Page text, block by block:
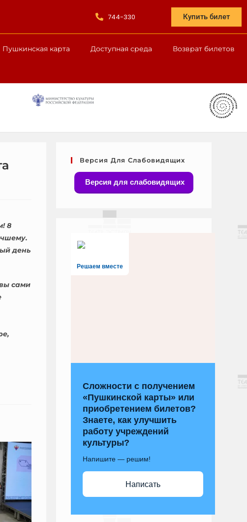
744-330 Купить билет
Пушкинская карта Доступная среда Возврат билетов
8
день
сами
Версия Для Слабовидящих
Версия для слабовидящих
Решаем вместе
Сложности с получением
«Пушкинской карты» или
приобретением билетов?
Знаете, как улучшить
работу учреждений
культуры?
Напишите — решим!
Написать